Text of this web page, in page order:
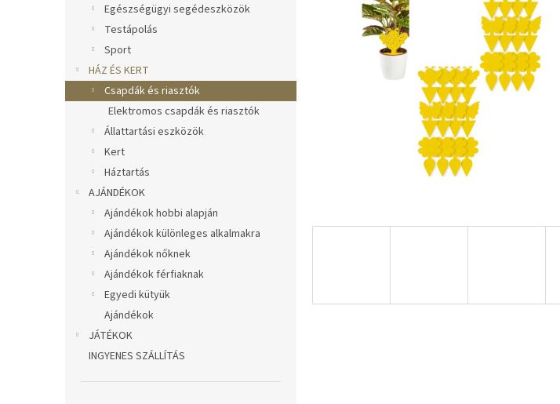
Egészségügyi segédeszközök
Testápolás
Sport
HÁZ ÉS KERT
Csapdák és riasztók
Elektromos csapdák és riasztók
Állattartási eszközök
Kert
Háztartás
AJÁNDÉKOK
Ajándékok hobbi alapján
Ajándékok különleges alkalmakra
Ajándékok nőknek
Ajándékok férfiaknak
Egyedi kütyük
Ajándékok
JÁTÉKOK
INGYENES SZÁLLÍTÁS